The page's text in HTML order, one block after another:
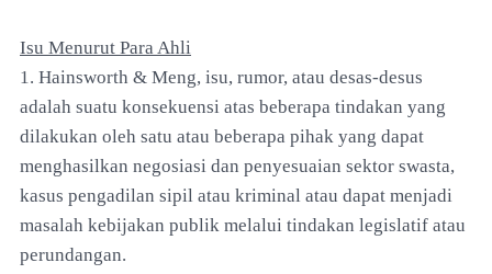
Isu Menurut Para Ahli
1. Hainsworth & Meng, isu, rumor, atau desas-desus
adalah suatu konsekuensi atas beberapa tindakan yang
dilakukan oleh satu atau beberapa pihak yang dapat
menghasilkan negosiasi dan penyesuaian sektor swasta,
kasus pengadilan sipil atau kriminal atau dapat menjadi
masalah kebijakan publik melalui tindakan legislatif atau
perundangan.